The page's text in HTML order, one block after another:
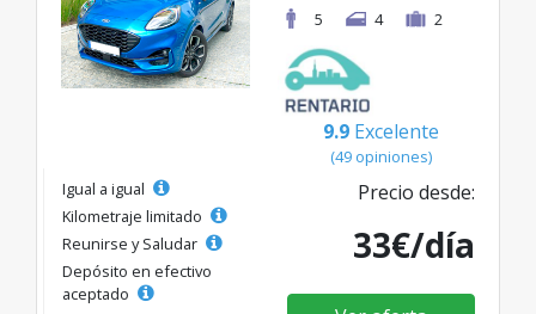
5
4 2
9.9 Excelente
(49 opiniones)
Igual a igual
Kilometraje limitado
Reunirse y Saludar
Depósito en efectivo
aceptado
Precio desde:
33€/día